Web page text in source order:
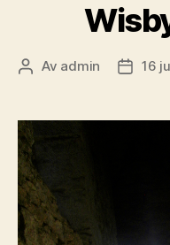
Inläggsförfattare
Av admin 16